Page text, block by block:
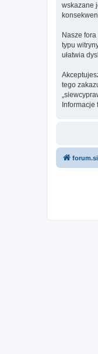
wskazane
Nasze fora
typu
ułatwia
tego